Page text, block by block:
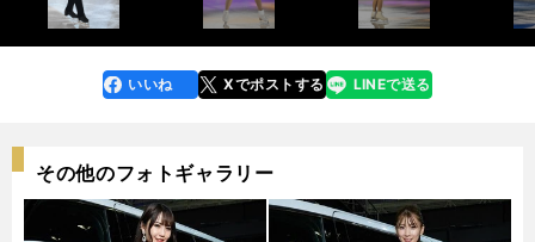
faceboo
k
いいね Xでポストする
line LINEで送る
その他のフォトギャラリー